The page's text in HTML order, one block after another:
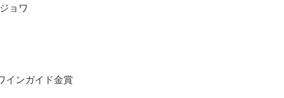
ョワ
インガイド金賞